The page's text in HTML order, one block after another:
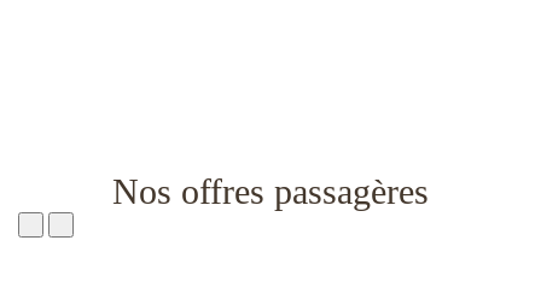
Nos offres passagères